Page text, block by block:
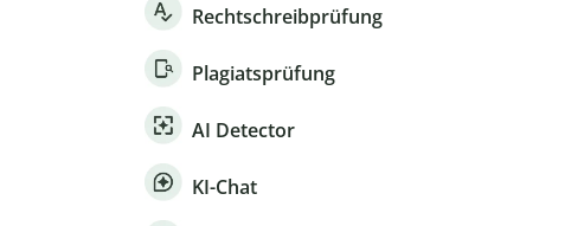
Rechtschreibprüfung
Plagiatsprüfung
AI Detector
KI-Chat